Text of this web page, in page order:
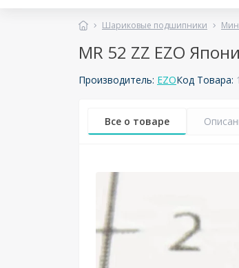
Шариковые подшипники
MR 52 ZZ EZO
Производитель: EZOКод Товара:
Все о товаре